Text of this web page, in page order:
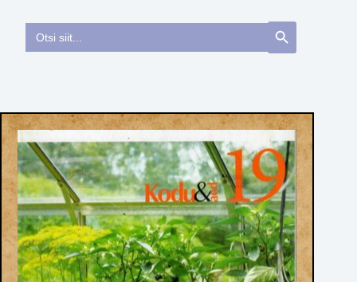
Search
for:
Search Button